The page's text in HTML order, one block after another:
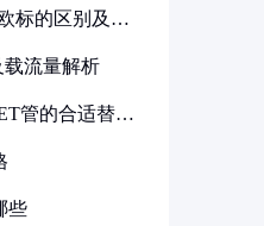
标的区别及其
载流量解析
管的合适替代
些